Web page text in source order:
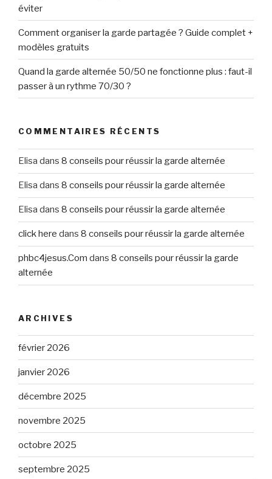
éviter
Comment organiser la garde partagée ? Guide complet +
modèles gratuits
Quand la garde alternée 50/50 ne fonctionne plus : faut-il
passer à un rythme 70/30 ?
COMMENTAIRES RÉCENTS
Elisa dans 8 conseils pour réussir la garde alternée
Elisa dans 8 conseils pour réussir la garde alternée
Elisa dans 8 conseils pour réussir la garde alternée
click here dans 8 conseils pour réussir la garde alternée
phbc4jesus.Com dans 8 conseils pour réussir la garde
alternée
ARCHIVES
février 2026
janvier 2026
décembre 2025
novembre 2025
octobre 2025
septembre 2025